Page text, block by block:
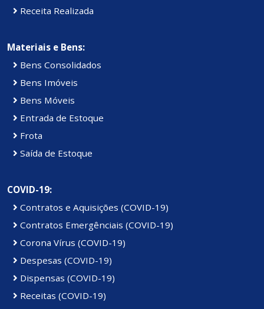
Receita Realizada
Materiais e Bens:
Bens Consolidados
Bens Imóveis
Bens Móveis
Entrada de Estoque
Frota
Saída de Estoque
COVID-19:
Contratos e Aquisições (COVID-19)
Contratos Emergênciais (COVID-19)
Corona Vírus (COVID-19)
Despesas (COVID-19)
Dispensas (COVID-19)
Receitas (COVID-19)